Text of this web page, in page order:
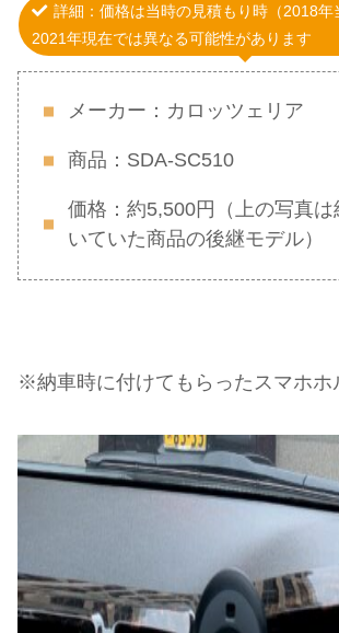
詳細：価格は当時の見積もり時（2018年
2021年現在では異なる可能性があります
メーカー：カロッツェリア
商品：SDA-SC510
価格：約5,500円（上の写真は
いていた商品の後継モデル）
※納車時に付けてもらったスマホホ